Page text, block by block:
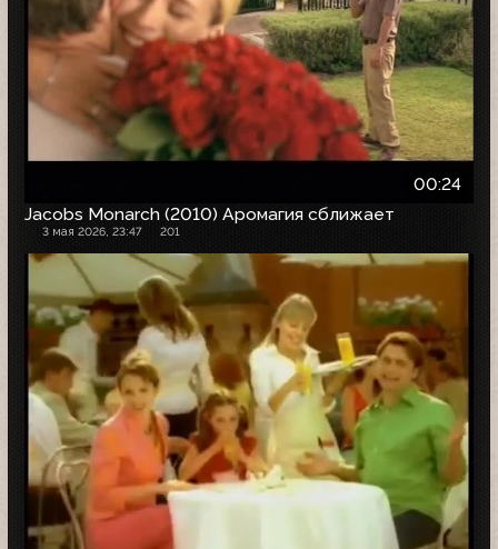
00:24
Jacobs Monarch (2010) Аромагия сближает
3 мая 2026, 23:47 201